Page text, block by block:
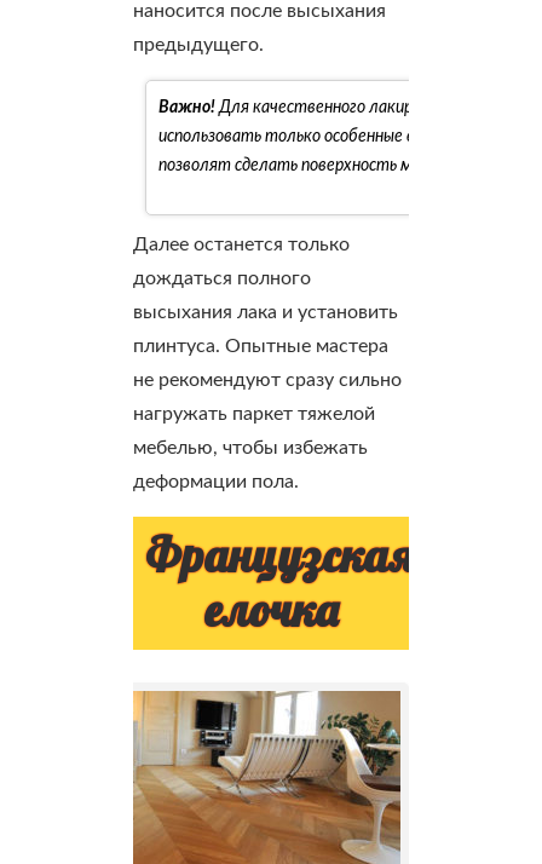
наносится после высыхания
предыдущего.
Важно! Для качественного лакирования
использовать только особенные валики с мелким
позволят сделать поверхность максимально
Далее останется только
дождаться полного
высыхания лака и установить
плинтуса. Опытные мастера
не рекомендуют сразу сильно
нагружать паркет тяжелой
мебелью, чтобы избежать
деформации пола.
Французская
елочка